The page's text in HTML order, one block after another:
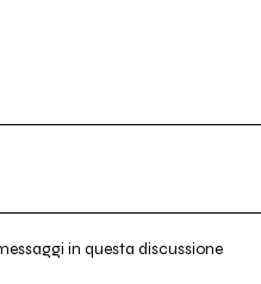
in questa discussione